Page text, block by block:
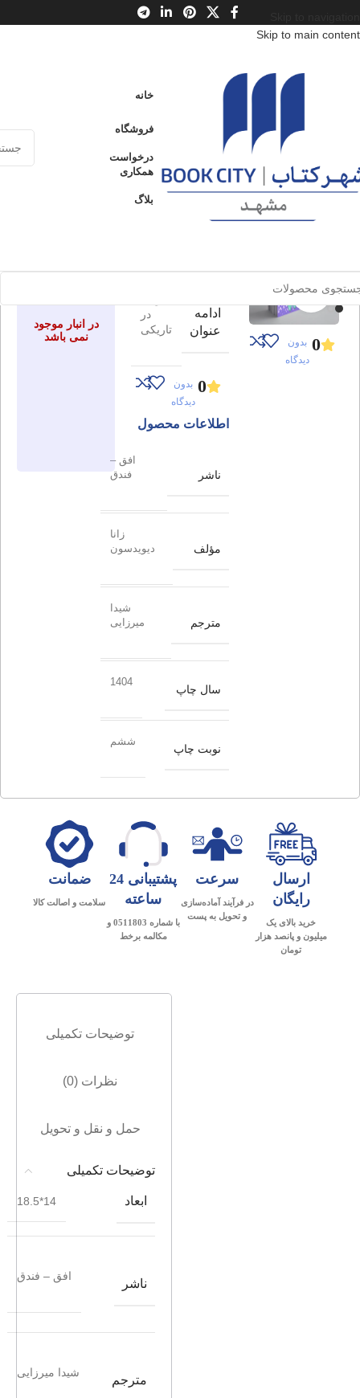
Skip to main content
خانه
فروشگاه
درخواست
همکاری
بلاگ
محصولات / کتاب کودک و نوجوان
برای بزرگنمایی کلیک کنید
0 بدون
دیدگاه
بیلی و
فسقلی 1
ادامه
عنوان
در
تاریکی
0 بدون
دیدگاه
اطلاعات محصول
ناشر
افق –
فندق
مؤلف
زانا
دیویدسون
مترجم
شیدا
میرزایی
سال چاپ
1404
نوبت چاپ
ششم
کارت‌های عضو
در انبار موجود
نمی باشد
ارسال
رایگان
خرید بالای یک
میلیون و پانصد هزار
تومان
سرعت
در فرآیند آماده‌سازی
و تحویل به پست
پشتیبانی 24
ساعته
با شماره 0511803 و
مکالمه برخط
ضمانت
سلامت و اصالت کالا
توضیحات تکمیلی
نظرات (0)
حمل و نقل و تحویل
توضیحات تکمیلی
ابعاد 14*18.5
ناشر
افق – فندق
مترجم
شیدا میرزایی